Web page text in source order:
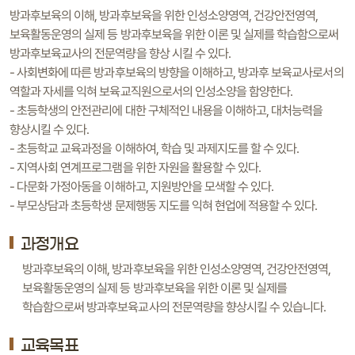
방과후보육의 이해, 방과후보육을 위한 인성소양영역, 건강안전영역,
보육활동운영의 실제 등 방과후보육을 위한 이론 및 실제를 학습함으로써
방과후보육교사의 전문역량을 향상 시킬 수 있다.
- 사회변화에 따른 방과후보육의 방향을 이해하고, 방과후 보육교사로서의
역할과 자세를 익혀 보육교직원으로서의 인성소양을 함양한다.
- 초등학생의 안전관리에 대한 구체적인 내용을 이해하고, 대처능력을
향상시킬 수 있다.
- 초등학교 교육과정을 이해하여, 학습 및 과제지도를 할 수 있다.
- 지역사회 연계프로그램을 위한 자원을 활용할 수 있다.
- 다문화 가정아동을 이해하고, 지원방안을 모색할 수 있다.
- 부모상담과 초등학생 문제행동 지도를 익혀 현업에 적용할 수 있다.
과정개요
방과후보육의 이해, 방과후보육을 위한 인성소양영역, 건강안전영역,
보육활동운영의 실제 등 방과후보육을 위한 이론 및 실제를
학습함으로써 방과후보육교사의 전문역량을 향상시킬 수 있습니다.
교육목표